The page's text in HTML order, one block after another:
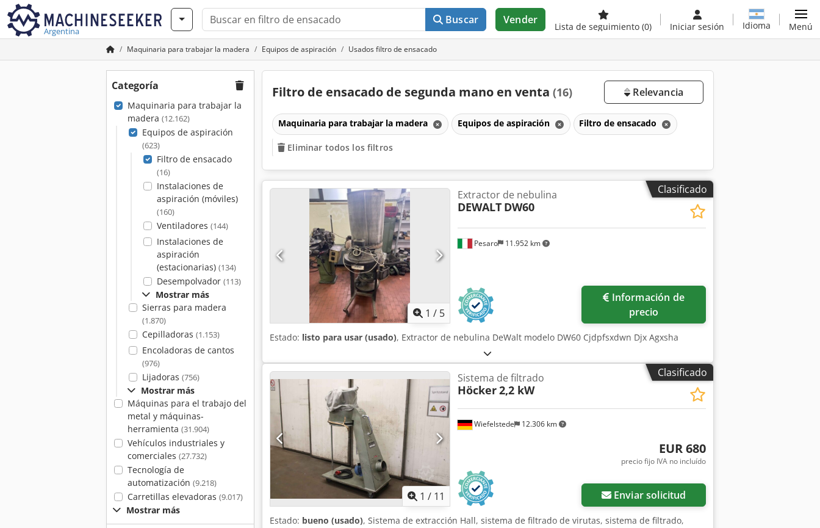
Argentina
Buscar Vender
Lista de seguimiento (0) Iniciar sesión Idioma Menú
Maquinaria para trabajar la madera Equipos de aspiración Usados filtro de ensacado
Categoría
Maquinaria para trabajar la
madera (12.162)
Equipos de aspiración
(623)
Filtro de ensacado
(16)
Instalaciones de
aspiración (móviles)
(160)
Ventiladores (144)
Instalaciones de
aspiración
(estacionarias) (134)
Desempolvador (113)
Mostrar más
Sierras para madera
(1.870)
Cepilladoras (1.153)
Encoladoras de cantos
(976)
Lijadoras (756)
Mostrar más
Máquinas para el trabajo del
metal y máquinas-
herramienta (31.904)
Vehículos industriales y
comerciales (27.732)
Tecnología de
automatización (9.218)
Carretillas elevadoras (9.017)
Mostrar más
Filtro de ensacado de segunda mano en venta (16) Relevancia
Maquinaria para trabajar la madera Equipos de aspiración Filtro de ensacado
Eliminar todos los filtros
Clasificado
1 / 5
Pesaro 11.952 km
Extractor de nebulina
DEWALT DW60
precio
Estado: listo para usar (usado), Extractor de nebulina DeWalt modelo DW60 Cjdpfsxdwn Djx Agxsha
Clasificado
1 / 11
Wiefelstede 12.306 km
Sistema de filtrado
Höcker2,2 kW
EUR 680
precio fijo IVA no incluído
Enviar solicitud
Estado: bueno (usado), Sistema de extracción Hall, sistema de filtrado de virutas, sistema de filtrado,